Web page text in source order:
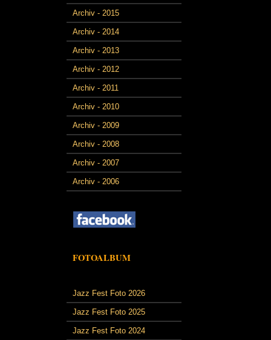
Archiv - 2015
Archiv - 2014
Archiv - 2013
Archiv - 2012
Archiv - 2011
Archiv - 2010
Archiv - 2009
Archiv - 2008
Archiv - 2007
Archiv - 2006
FOTOALBUM
Jazz Fest Foto 2026
Jazz Fest Foto 2025
Jazz Fest Foto 2024